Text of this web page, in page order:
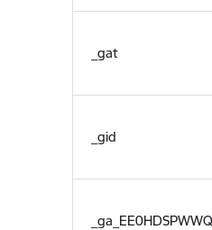
_gat
_gid
_ga_EE0HDSPWWQ